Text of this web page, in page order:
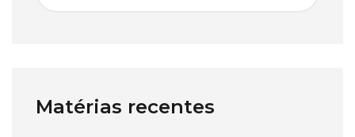
Matérias recentes